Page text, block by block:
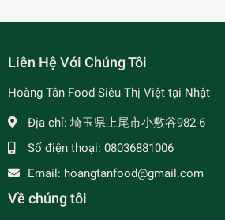
Liên Hệ Với Chúng Tôi
Hoàng Tân Food Siêu Thị Việt tại Nhật
Địa chỉ: 埼玉県上尾市小敷谷982-6
Số điện thoại: 08036881006
Email: hoangtanfood@gmail.com
Về chúng tôi